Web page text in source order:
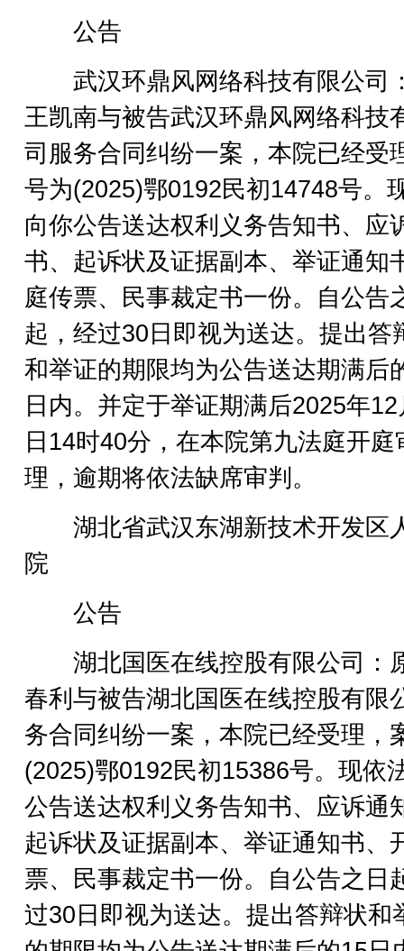
公告
武汉环鼎风网络科技有限公司
王凯南与被告武汉环鼎风网络科技
司服务合同纠纷一案，本院已经受
号为(2025)鄂0192民初14748号。
向你公告送达权利义务告知书、应
书、起诉状及证据副本、举证通知
庭传票、民事裁定书一份。自公告
起，经过30日即视为送达。提出答
和举证的期限均为公告送达期满后
日内。并定于举证期满后2025年
日14时40分，在本院第九法庭开庭
理，逾期将依法缺席审判。
湖北省武汉东湖新技术开发区
院
公告
湖北国医在线控股有限公司：
春利与被告湖北国医在线控股有限
务合同纠纷一案，本院已经受理，
(2025)鄂0192民初15386号。现依
公告送达权利义务告知书、应诉通
起诉状及证据副本、举证通知书、
票、民事裁定书一份。自公告之日
过30日即视为送达。提出答辩状和